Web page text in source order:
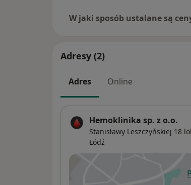
W jaki sposób ustalane są
Adresy (2)
Adres Online
Hemoklinika sp. z o.o.
Stanisławy Leszczyńskiej 18
Łódź